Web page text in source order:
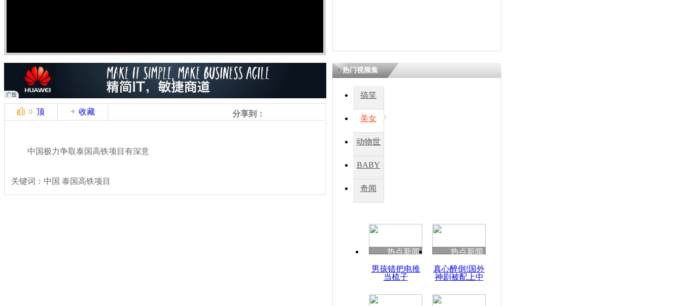
0 顶 收藏 分享到：
中国极力争取泰国高铁项目有深意
关键词：中国 泰国高铁项目
热门视频集
搞笑
美女
动物世
BABY
秀
奇闻
热点新闻
男孩错把电推
当梳子
热点新闻
真心醉倒!国外
神剧被配上中